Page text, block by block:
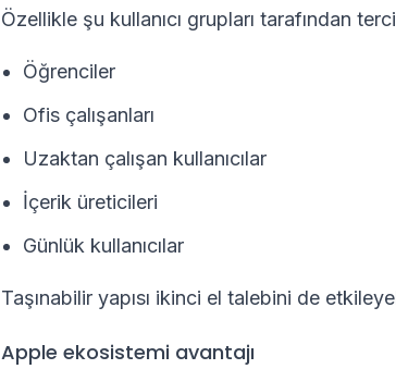
Özellikle şu kullanıcı grupları tarafından
Öğrenciler
Ofis çalışanları
Uzaktan çalışan kullanıcılar
İçerik üreticileri
Günlük kullanıcılar
Taşınabilir yapısı ikinci el talebini de
Apple ekosistemi avantajı